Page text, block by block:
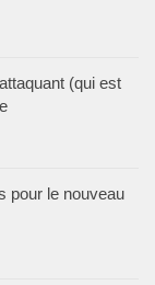
(qui est
pour le nouveau